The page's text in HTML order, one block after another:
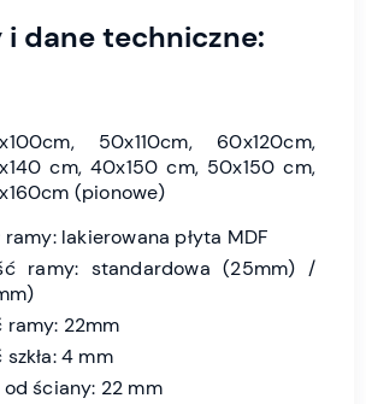
dane techniczne:
50x110cm, 60x120cm,
cm, 40x150 cm, 50x150 cm,
(pionowe)
ramy: lakierowana płyta MDF
ramy: standardowa (25mm) /
ramy: 22mm
4 mm
ściany: 22 mm